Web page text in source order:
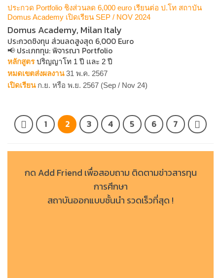
ประกวด Portfolio ชิงส่วนลด 6,000 euro เรียนต่อ ป.โท สถาบัน
Domus Academy เปิดเรียน SEP / NOV 2024
Domus Academy, Milan Italy
ประกวดชิงทุน ส่วนลดสูงสุด 6,000 Euro
📢 ประเภททุน​: พิจารณา Portfolio
หลักสูตร ปริญญาโท 1 ปี และ 2 ปี
หมดเขตส่งผลงาน31 พ.ค. 2567
เปิดเรียนก.ย. หรือ พ.ย. 2567 (Sep / Nov 24)
1 2 3 4 5 6 7
กด Add Friend เพื่อสอบถาม ติดตามข่าวสารทุน
การศึกษา
สถาบันออกแบบชั้นนำ รวดเร็วที่สุด !